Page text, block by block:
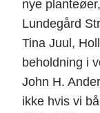
nye
Lundegård
Tina Juul,
beholdning i
John H.
ikke hvis vi